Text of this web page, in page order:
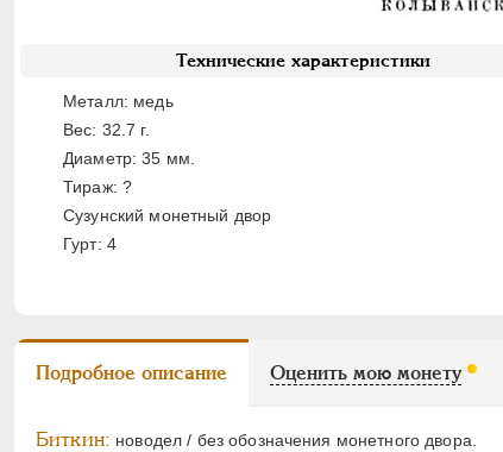
Технические характеристики
Металл: медь
Вес: 32.7 г.
Диаметр: 35 мм.
Тираж: ?
Сузунский монетный двор
Гурт: 4
Подробное описание Оценить мою монету
Биткин: новодел / без обозначения монетного двора.